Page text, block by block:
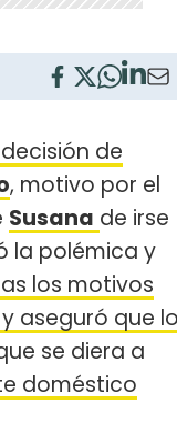
de
, motivo por el
Susana de irse
la polémica y
los motivos
aseguró que
se diera a
doméstico